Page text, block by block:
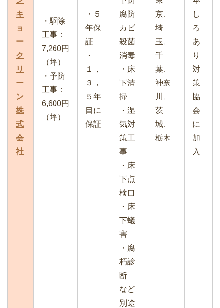
キ
ョ
ー
ク
リ
ー
ン
株
式
会
社
・駆除
工事：
7,260円
（坪）
・予防
工事：
6,600円
（坪）
・５
年保
証
・
１，
３，
５年
目に
保証
腐防
カビ
殺菌
消毒
・床
下清
掃
・湿
気対
策工
事
・床
下点
検口
・床
下蟻
害
・腐
朽診
断
など
別途
京、
埼
玉、
千
葉、
神奈
川、
茨
城、
栃木
し
ろ
あ
り
対
策
協
会
に
加
入